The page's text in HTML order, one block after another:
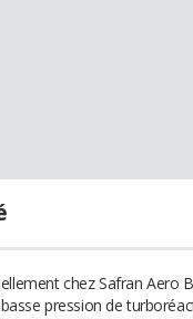
chez Safran
pression de